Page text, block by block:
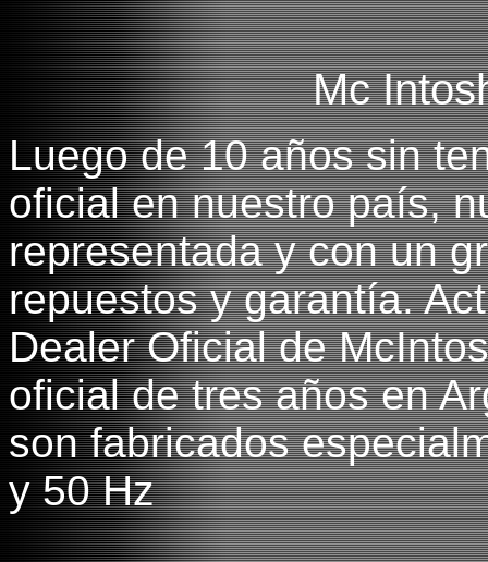
Mc
Luego de 10 años sin
oficial en nuestro país,
representada y con un
repuestos y garantía.
Dealer Oficial de
oficial de tres años en
son fabricados
y 50 Hz